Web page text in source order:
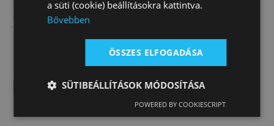
Heveder
Wintec Hosszú
Hevedertok
30 770 Ft
Heveder Bőr
22 280 Ft
a süti (cookie) beállításokra kattintva.
Bővebben
ÖSSZES ELFOGADÁSA
SÜTIBEÁLLÍTÁSOK MÓDOSÍTÁSA
POWERED BY COOKIESCRIPT